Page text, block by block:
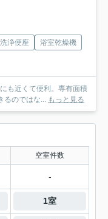
浄便座
浴室乾燥機
も近くて便利。専有面積
のではな...
もっと見る
空室件数
-
1室